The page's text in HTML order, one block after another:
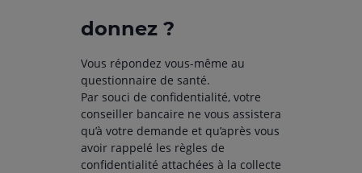
donnez ?
Vous répondez vous-même au
questionnaire de santé.
Par souci de confidentialité, votre
conseiller bancaire ne vous assistera
qu’à votre demande et qu’après vous
avoir rappelé les règles de
confidentialité attachées à la collecte